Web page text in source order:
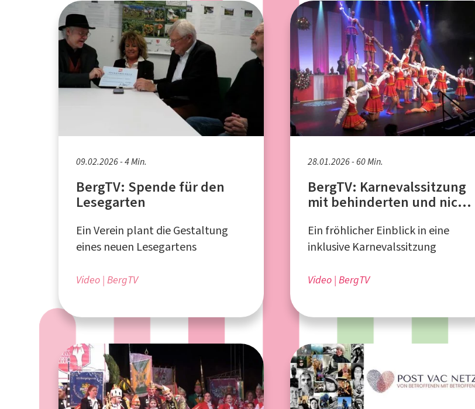
09.02.2026 - 4 Min.
BergTV: Spende für den
Lesegarten
Ein Verein plant die Gestaltung
eines neuen Lesegartens
Video BergTV
28.01.2026 - 60 Min.
BergTV: Karnevalssitzung
mit behinderten und nicht
Ein fröhlicher Einblick in eine
inklusive Karnevalssitzung
Video BergTV